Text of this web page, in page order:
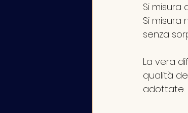
Si misura
Si misura
senza
La vera
qualità
adottate.